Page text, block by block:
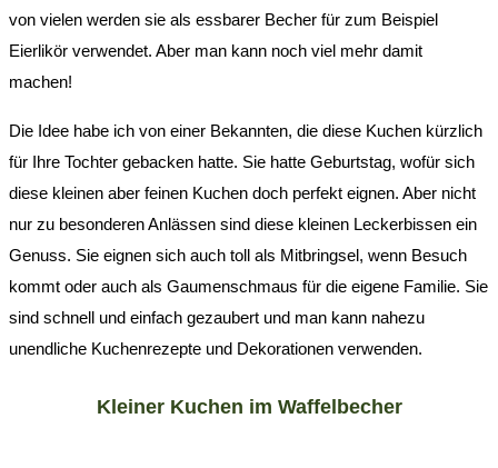
von vielen werden sie als essbarer Becher für zum Beispiel
Eierlikör verwendet. Aber man kann noch viel mehr damit
machen!
Die Idee habe ich von einer Bekannten, die diese Kuchen kürzlich
für Ihre Tochter gebacken hatte. Sie hatte Geburtstag, wofür sich
diese kleinen aber feinen Kuchen doch perfekt eignen. Aber nicht
nur zu besonderen Anlässen sind diese kleinen Leckerbissen ein
Genuss. Sie eignen sich auch toll als Mitbringsel, wenn Besuch
kommt oder auch als Gaumenschmaus für die eigene Familie. Sie
sind schnell und einfach gezaubert und man kann nahezu
unendliche Kuchenrezepte und Dekorationen verwenden.
Kleiner Kuchen im Waffelbecher